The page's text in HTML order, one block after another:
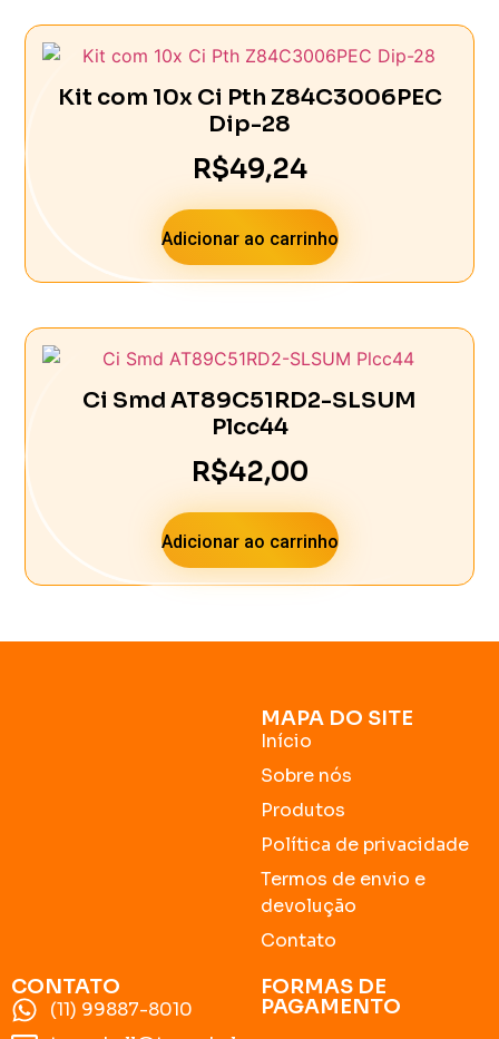
Kit com 10x Ci Pth Z84C3006PEC
Dip-28
R$49,24
Adicionar ao carrinho
Ci Smd AT89C51RD2-SLSUM
Plcc44
R$42,00
Adicionar ao carrinho
MAPA DO SITE
Início
Sobre nós
Produtos
Política de privacidade
Termos de envio e
devolução
Contato
CONTATO
(11) 99887-8010
FORMAS DE
PAGAMENTO